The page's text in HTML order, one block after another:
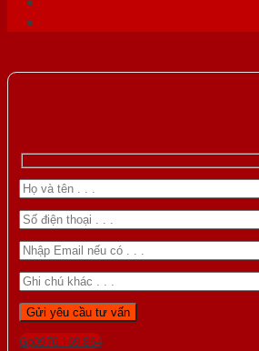
Gọi 0976.169.864